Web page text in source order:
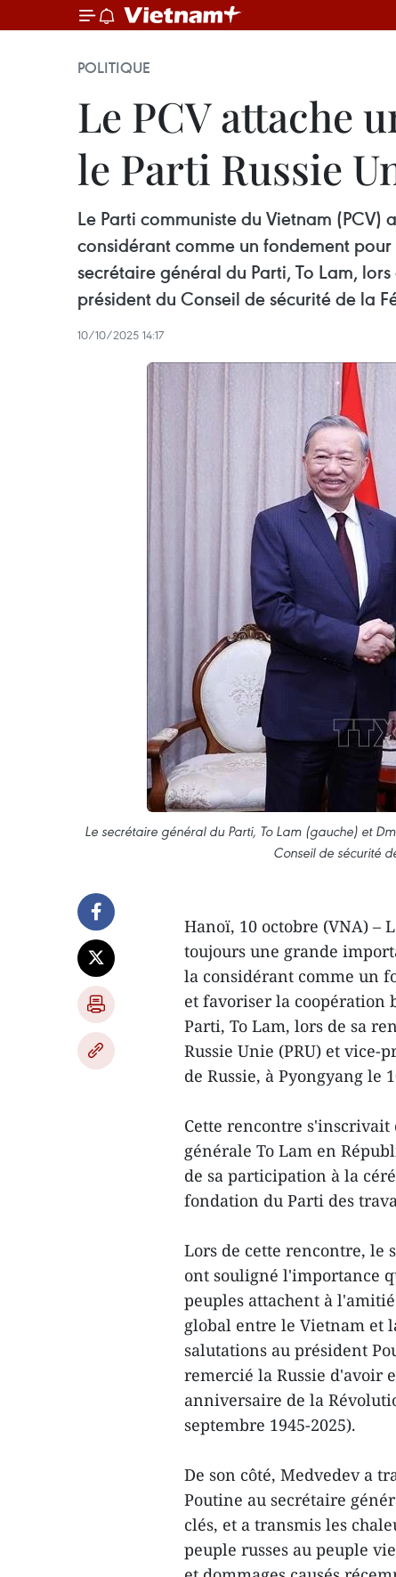
POLITIQUE
Le PCV attache
le Parti Russie
Le Parti communiste du Vietnam
considérant comme un fondement
secrétaire général du Parti, To Lam,
président du Conseil de sécurité de la
10/10/2025 14:17
Le secrétaire général du Parti, To Lam (gauche) et
Conseil de sécurité
Hanoï, 10 octobre (VNA) –
toujours une grande
la considérant comme un
et favoriser la coopération
Parti, To Lam, lors de sa
Russie Unie (PRU) et vice-
de Russie, à Pyongyang le
Cette rencontre s'inscrivait
générale To Lam en
de sa participation à la
fondation du Parti des
Lors de cette rencontre, le
ont souligné l'importance
peuples attachent à
global entre le Vietnam et
salutations au président
remercié la Russie d'avoir
anniversaire de la
septembre 1945-2025).
De son côté, Medvedev a
Poutine au secrétaire
clés, et a transmis les
peuple russes au peuple